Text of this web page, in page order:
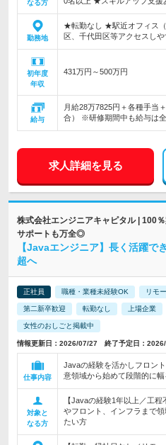
なる方
勤務地
★転勤なし ★駅近オフィス（
区、千代田区等アクセスし
初年度
年収
431万円～500万円
給与
月給28万7825円＋各種手当
合） ※研修期間中も給与は
求人詳細を見る
株式会社エンジニアキャピタル | 100
サポートも万全◎
【Javaエンジニア】長く活躍で
超へ
正社員 職種・業種未経験OK リモ
第二新卒歓迎 転勤なし 上場企業
女性のおしごと掲載中
情報更新日：2026/07/27 終了予定日：
仕事内容
Javaの経験を活かしフロン
意領域から始めて段階的に
対象と
なる方
【Javaの経験1年以上／工
やフロント、インフラまで
たい方